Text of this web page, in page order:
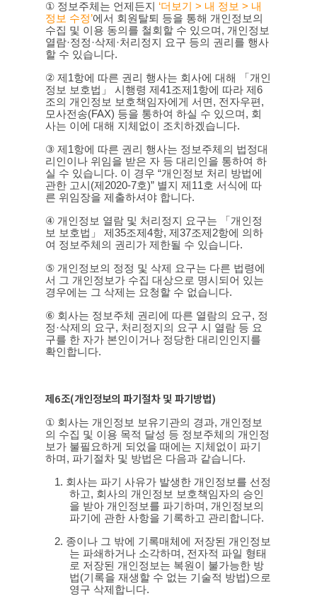
① 정보주체는 언제든지 ‘더보기 > 내 정보 > 내
정보 수정’에서 회원탈퇴 등을 통해 개인정보의
수집 및 이용 동의를 철회할 수 있으며 , 개인정보
열람·정정·삭제 ·처리정지 요구 등의 권리를 행사
할 수 있습니다.
②제 1항에 따른 권리 행사는 회사에 대해 「개인
정보 보호법」 시행령 제41조제 1항에 따라 제6
조의 개인정보 보호책임자에게 서면 , 전자우편 ,
모사전송(FAX) 등을 통하여 하실 수 있으며 , 회
사는 이에 대해 지체없이 조치하겠습니다.
③제 1항에 따른 권리 행사는 정보주체의 법정대
리인이나 위임을 받은 자 등 대리인을 통하여 하
실 수 있습니다. 이 경우 “개인정보 처리 방법에
관한 고시 (제 2020-7호)” 별지 제 11호 서식에 따
른 위임장을 제출하셔야 합니다.
④ 개인정보 열람 및 처리정지 요구는 「개인정
보 보호법」 제35조제4항,제37조제 2항에 의하
여 정보주체의 권리가 제한될 수 있습니다.
⑤ 개인정보의 정정 및 삭제 요구는 다른 법령에
서 그 개인정보가 수집 대상으로 명시되어 있는
경우에는 그 삭제는 요청할 수 없습니다.
⑥ 회사는 정보주체 권리에 따른 열람의 요구, 정
정·삭제의 요구, 처리정지의 요구 시 열람 등 요
구를 한 자가 본인이거나 정당한 대리인인지를
확인합니다.
제6조(개인정보의 파기절차 및 파기방법)
① 회사는 개인정보 보유기관의 경과, 개인정보
의 수집 및 이용 목적 달성 등 정보주체의 개인정
보가 불필요하게 되었을 때에는 지체없이 파기
하며 , 파기절차 및 방법은 다음과 같습니다.
1. 회사는 파기 사유가 발생한 개인정보를 선정
하고, 회사의 개인정보 보호책임자의 승인
을 받아 개인정보를 파기하며 , 개인정보의
파기에 관한 사항을 기록하고 관리합니다.
2. 종이나 그 밖에 기록매체에 저장된 개인정보
는 파쇄하거나 소각하며 , 전자적 파일 형태
로 저장된 개인정보는 복원이 불가능한 방
법(기록을 재생할 수 없는 기술적 방법)으로
영구 삭제합니다.